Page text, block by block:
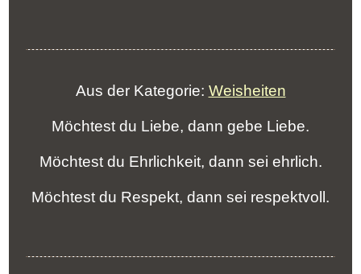
Aus der Kategorie: Weisheiten
Möchtest du Liebe, dann gebe Liebe.
Möchtest du Ehrlichkeit, dann sei ehrlich.
Möchtest du Respekt, dann sei respektvoll.